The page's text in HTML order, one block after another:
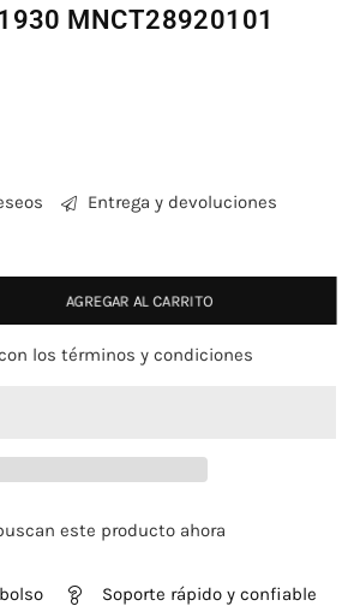
MNCT28920101
Entrega y devoluciones
AGREGAR AL CARRITO
los términos y condiciones
este producto ahora
Soporte rápido y confiable